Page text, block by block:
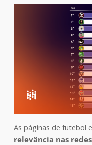
As páginas de futebol
relevância nas